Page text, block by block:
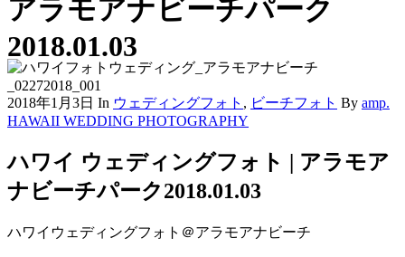
アラモアナビーチパーク
2018.01.03
2018年1月3日 In ウェディングフォト , ビーチフォト By amp.
HAWAII WEDDING PHOTOGRAPHY
ハワイ ウェディングフォト | アラモア
ナビーチパーク2018.01.03
ハワイウェディングフォト＠アラモアナビーチ